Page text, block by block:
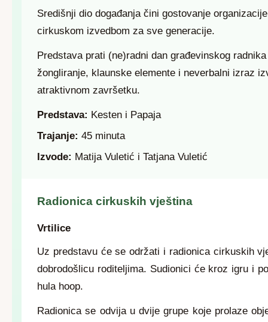
Središnji dio događanja čini gostovanje
cirkuskom izvedbom za sve generacije.
Predstava prati (ne)radni dan građevinskog
žongliranje, klaunske elemente i neverbalni izraz
atraktivnom završetku.
Predstava: Kesten i Papaja
Trajanje: 45 minuta
Izvode: Matija Vuletić i Tatjana Vuletić
Radionica cirkuskih vještina
Vrtilice
Uz predstavu će se održati i radionica cirkuskih
dobrodošlicu roditeljima. Sudionici će kroz igru i
hula hoop.
Radionica se odvija u dvije grupe koje prolaze